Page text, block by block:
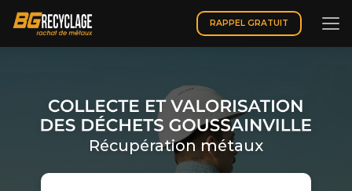
contenu
principal
RAPPEL GRATUIT
Récupération métaux